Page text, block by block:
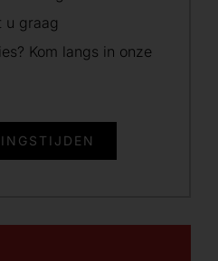
u graag
Kom langs in onze